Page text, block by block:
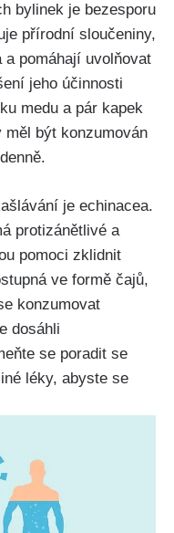
bylinek je bezesporu
přírodní sloučeniny,
pomáhají uvolňovat
jeho​ účinnosti‌
medu ⁢a⁣ pár kapek
být konzumován​
je⁣ echinacea.
⁤protizánětlivé a⁣
⁣pomoci zklidnit
ve formě ⁢čajů,
⁤konzumovat
‌dosáhli
‌se poradit se
léky, abyste se